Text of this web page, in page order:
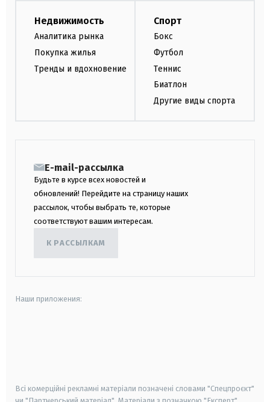
Недвижимость
Аналитика рынка
Покупка жилья
Тренды и вдохновение
Спорт
Бокс
Футбол
Теннис
Биатлон
Другие виды спорта
E-mail-рассылка
Будьте в курсе всех новостей и
обновлений! Перейдите на страницу наших
рассылок, чтобы выбрать те, которые
соответствуют вашим интересам.
К РАССЫЛКАМ
Наши приложения:
Всі комерційні рекламні матеріали позначені словами "Спецпроєкт"